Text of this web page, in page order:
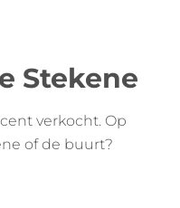
Stekene
verkocht. Op
of de buurt?